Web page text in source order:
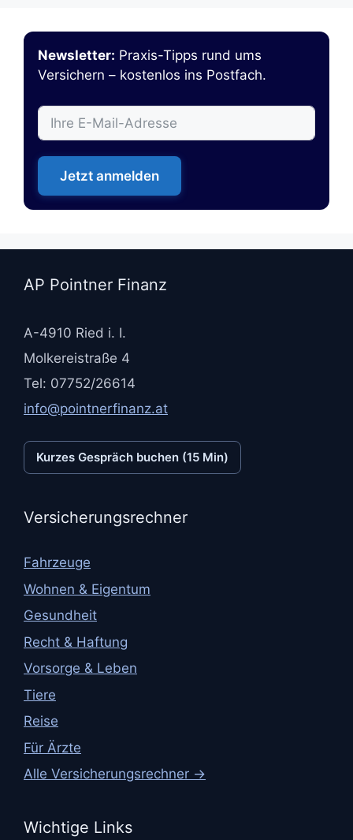
Newsletter: Praxis-Tipps rund ums
Versichern – kostenlos ins Postfach.
Jetzt anmelden
AP Pointner Finanz
A-4910 Ried i. I.
Molkereistraße 4
Tel: 07752/26614
info@pointnerfinanz.at
Kurzes Gespräch buchen (15 Min)
Versicherungsrechner
Fahrzeuge
Wohnen & Eigentum
Gesundheit
Recht & Haftung
Vorsorge & Leben
Tiere
Reise
Für Ärzte
Alle Versicherungsrechner →
Wichtige Links